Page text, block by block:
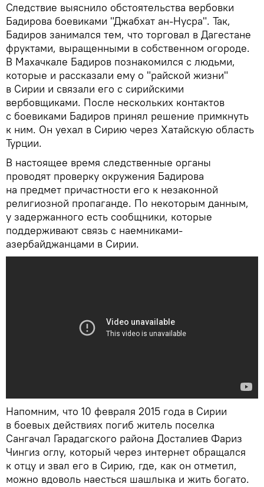
Следствие выяснило обстоятельства вербовки
Бадирова боевиками "Джабхат ан-Нусра". Так,
Бадиров занимался тем, что торговал в Дагестане
фруктами, выращенными в собственном огороде.
В Махачкале Бадиров познакомился с людьми,
которые и рассказали ему о "райской жизни"
в Сирии и связали его с сирийскими
вербовщиками. После нескольких контактов
с боевиками Бадиров принял решение примкнуть
к ним. Он уехал в Сирию через Хатайскую область
Турции.
В настоящее время следственные органы
проводят проверку окружения Бадирова
на предмет причастности его к незаконной
религиозной пропаганде. По некоторым данным,
у задержанного есть сообщники, которые
поддерживают связь с наемниками-
азербайджанцами в Сирии.
Напомним, что 10 февраля 2015 года в Сирии
в боевых действиях погиб житель поселка
Сангачал Гарадагского района Досталиев Фариз
Чингиз оглу, который через интернет обращался
к отцу и звал его в Сирию, где, как он отметил,
можно вдоволь наесться шашлыка и жить богато.